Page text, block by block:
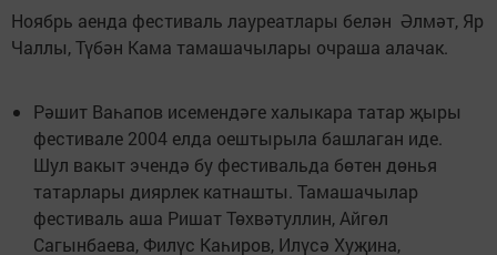
Ноябрь аенда фестиваль лауреатлары белән Әлмәт, Яр
Чаллы, Түбән Кама тамашачылары очраша алачак.
Рәшит Ваһапов исемендәге халыкара татар җыры
фестивале 2004 елда оештырыла башлаган иде.
Шул вакыт эчендә бу фестивальда бөтен дөнья
татарлары диярлек катнашты. Тамашачылар
фестиваль аша Ришат Төхвәтуллин, Айгөл
Сагынбаева, Филүс Каһиров, Илүсә Хуҗина,